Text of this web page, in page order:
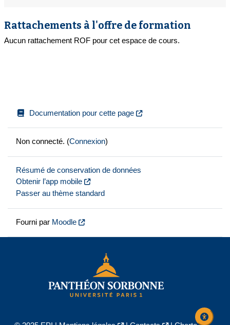
Rattachements à l'offre de formation
Aucun rattachement ROF pour cet espace de cours.
Documentation pour cette page
Non connecté. (Connexion)
Résumé de conservation de données
Obtenir l’app mobile
Passer au thème standard
Fourni par Moodle